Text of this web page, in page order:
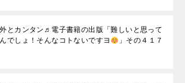
とカンタン♬電子書籍の出版「難しいと思って
でしょ！そんなコトないですヨ
」その４１７